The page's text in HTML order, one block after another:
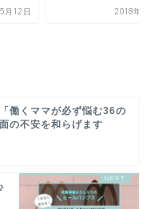
月12日 2018年2
「働くママが必ず悩む36の
の不安を和らげます